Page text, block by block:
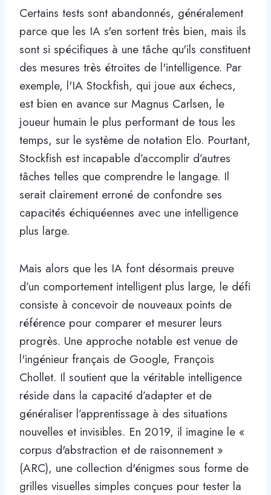
Certains tests sont abandonnés, généralement
parce que les IA s'en sortent très bien, mais ils
sont si spécifiques à une tâche qu'ils constituent
des mesures très étroites de l'intelligence. Par
exemple, l'IA Stockfish, qui joue aux échecs,
est bien en avance sur Magnus Carlsen, le
joueur humain le plus performant de tous les
temps, sur le système de notation Elo. Pourtant,
Stockfish est incapable d’accomplir d’autres
tâches telles que comprendre le langage. Il
serait clairement erroné de confondre ses
capacités échiquéennes avec une intelligence
plus large.
Mais alors que les IA font désormais preuve
d’un comportement intelligent plus large, le défi
consiste à concevoir de nouveaux points de
référence pour comparer et mesurer leurs
progrès. Une approche notable est venue de
l'ingénieur français de Google, François
Chollet. Il soutient que la véritable intelligence
réside dans la capacité d’adapter et de
généraliser l’apprentissage à des situations
nouvelles et invisibles. En 2019, il imagine le «
corpus d'abstraction et de raisonnement »
(ARC), une collection d'énigmes sous forme de
grilles visuelles simples conçues pour tester la